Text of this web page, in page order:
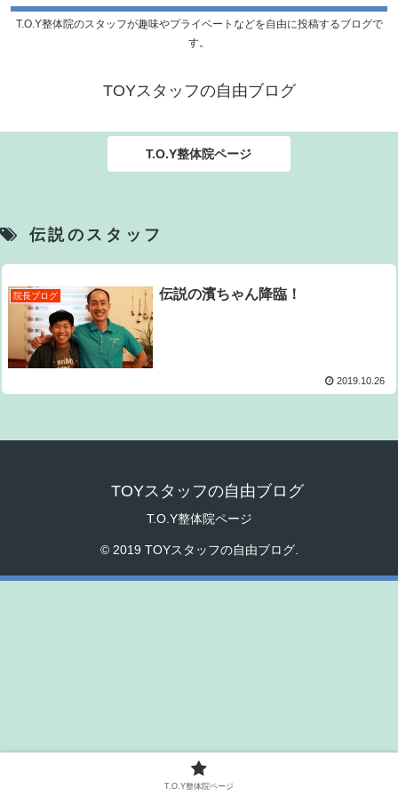
T.O.Y整体院のスタッフが趣味やプライベートなどを自由に投稿するブログで
す。
TOYスタッフの自由ブログ
T.O.Y整体院ページ
伝説のスタッフ
院長ブログ 伝説の濱ちゃん降臨！
2019.10.26
TOYスタッフの自由ブログ
T.O.Y整体院ページ
© 2019 TOYスタッフの自由ブログ.
T.O.Y整体院ページ